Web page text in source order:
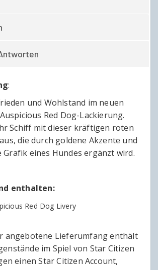
:
und Wohlstand im neuen
Red Dog-Lackierung.
Schiff mit dieser kräftigen roten
die durch goldene Akzente und
eines Hundes ergänzt wird.
enthalten:
Red Dog Livery
angebotene Lieferumfang enthält
im Spiel von Star Citizen
einen Star Citizen Account,